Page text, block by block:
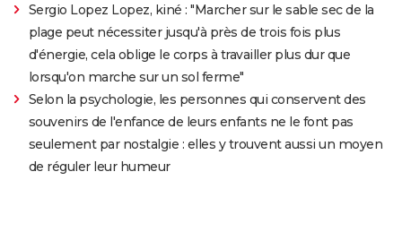
Sergio Lopez Lopez, kiné : "Marcher sur le sable sec de la
plage peut nécessiter jusqu'à près de trois fois plus
d'énergie, cela oblige le corps à travailler plus dur que
lorsqu'on marche sur un sol ferme"
Selon la psychologie, les personnes qui conservent des
souvenirs de l'enfance de leurs enfants ne le font pas
seulement par nostalgie : elles y trouvent aussi un moyen
de réguler leur humeur